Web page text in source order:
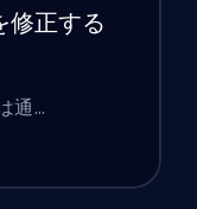
修正する
通…